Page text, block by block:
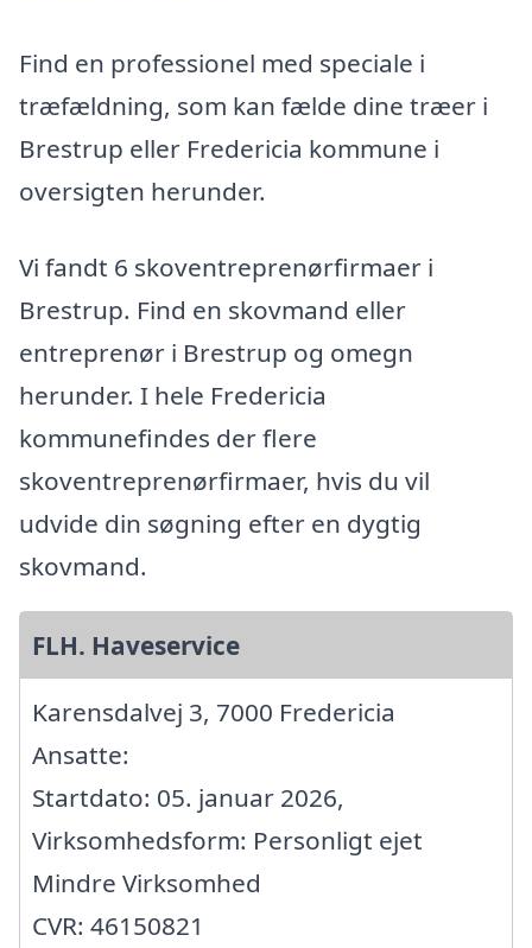
Find en professionel med speciale i
træfældning, som kan fælde dine træer i
Brestrup eller Fredericia kommune i
oversigten herunder.
Vi fandt 6 skoventreprenørfirmaer i
Brestrup. Find en skovmand eller
entreprenør i Brestrup og omegn
herunder. I hele Fredericia
kommunefindes der flere
skoventreprenørfirmaer, hvis du vil
udvide din søgning efter en dygtig
skovmand.
FLH. Haveservice
Karensdalvej 3, 7000 Fredericia
Ansatte:
Startdato: 05. januar 2026,
Virksomhedsform: Personligt ejet
Mindre Virksomhed
CVR: 46150821